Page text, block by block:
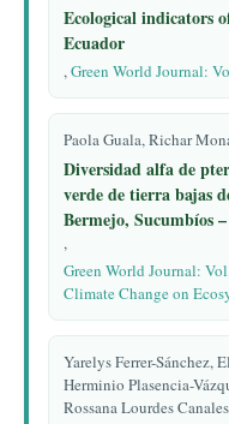
Ecological indicators
Ecuador
,Green World Journal:
Paola Guala, Richar
Diversidad alfa de
verde de tierra bajas
Bermejo, Sucumbíos
,
Green World Journal:
Climate Change on
Yarelys Ferrer-Sánchez,
Herminio Plasencia-
Rossana Lourdes